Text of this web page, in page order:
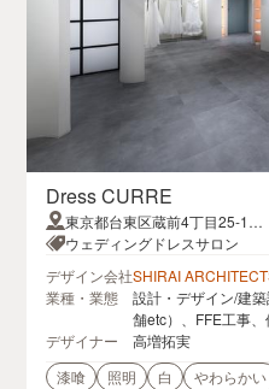
Dress CURRE
東京都台東区蔵前4丁目25-1石
川ビル２F
ウェディングドレスサロン
デザイン会社SHIRAI
業種・業態
設計・デザイン/建
舗etc）、FFE工事
デザイナー
高増拓実
漆喰
照明 白 やわらかい